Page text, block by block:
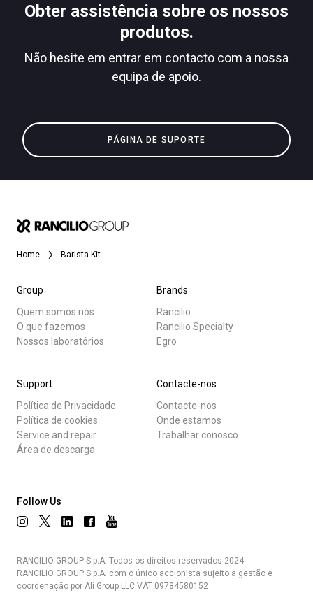
Obter assistência sobre os nossos
produtos.
Não hesite em entrar em contacto com a nossa
equipa de apoio.
PÁGINA DE SUPORTE
Home Barista Kit
Group
Quem somos nós
O que fazemos
Nossos laboratórios
Brands
Rancilio
Rancilio Specialty
Egro
Support
Política de Privacidade
Política de cookies
Service and repair
Área de descarga
Contacte-nos
Contacte-nos
Onde estamos
Trabalhar conosco
Follow Us
RANCILIO GROUP S.p.A. Todos os direitos reservados 2024.
RANCILIO GROUP S.p.A. com o único accionista sujeito a gestão e
coordenação por Ali Group LLC VAT 09784580152